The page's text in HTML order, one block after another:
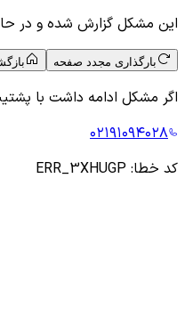
این مشکل گزارش شده و در
بارگذاری مجدد صفحه
اگر مشکل ادامه داشت با
۰۲۱۹۱۰۹۴۰۲۸
کد خطا: ERR_3XHUGP